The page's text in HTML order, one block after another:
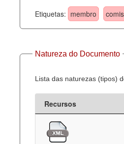
Etiquetas: membro
Natureza do Documento
Lista das naturezas (tipos)
Recursos